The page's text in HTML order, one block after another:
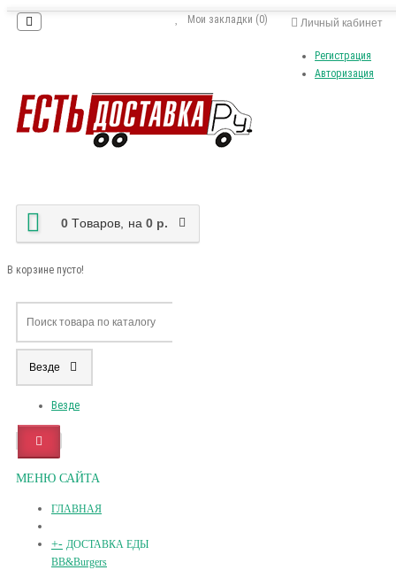
Личный кабинет
Регистрация
Авторизация
Мои закладки (0)
0 Tоваров, на 0 р.
В корзине пусто!
Везде
Везде
МЕНЮ САЙТА
ГЛАВНАЯ
+- ДОСТАВКА ЕДЫ
BB&Burgers